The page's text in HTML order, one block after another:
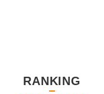
RANKING